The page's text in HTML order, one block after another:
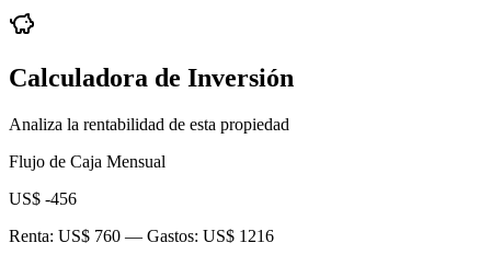
Calculadora de Inversión
Analiza la rentabilidad de esta propiedad
Flujo de Caja Mensual
US$ -456
Renta: US$ 760 — Gastos: US$ 1216